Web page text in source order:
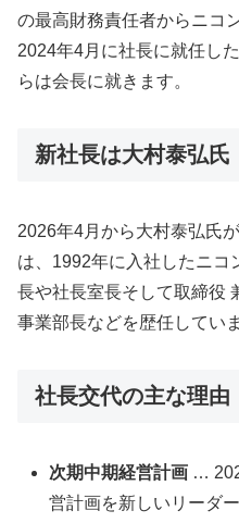
の最高財務責任者からニコ
2024年4月に社長に就任し
らは会長に就きます。
新社長は大村泰弘氏
2026年4月から大村泰弘氏
は、1992年に入社したニコ
長や社長⁠室長そして取締役
事業部長などを歴任していま
社長交代の主な理由
次期中期経営計画 …
営計画を新しいリーダ